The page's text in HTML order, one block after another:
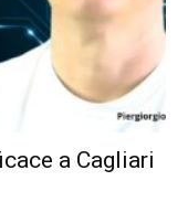
a Cagliari